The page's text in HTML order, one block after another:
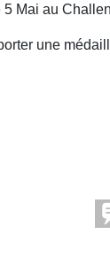
Mai au
une